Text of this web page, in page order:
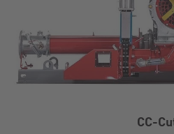
CC-